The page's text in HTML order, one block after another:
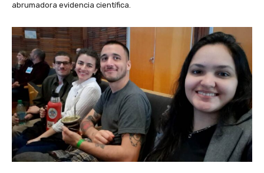
abrumadora evidencia científica.